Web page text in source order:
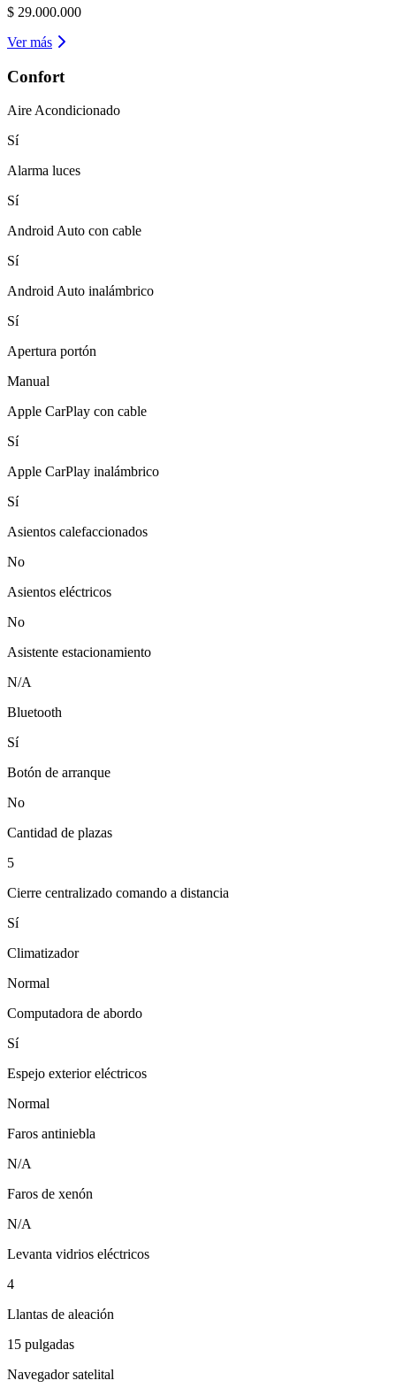
$ 29.000.000
Ver más
Confort
Aire Acondicionado
Sí
Alarma luces
Sí
Android Auto con cable
Sí
Android Auto inalámbrico
Sí
Apertura portón
Manual
Apple CarPlay con cable
Sí
Apple CarPlay inalámbrico
Sí
Asientos calefaccionados
No
Asientos eléctricos
No
Asistente estacionamiento
N/A
Bluetooth
Sí
Botón de arranque
No
Cantidad de plazas
5
Cierre centralizado comando a distancia
Sí
Climatizador
Normal
Computadora de abordo
Sí
Espejo exterior eléctricos
Normal
Faros antiniebla
N/A
Faros de xenón
N/A
Levanta vidrios eléctricos
4
Llantas de aleación
15 pulgadas
Navegador satelital